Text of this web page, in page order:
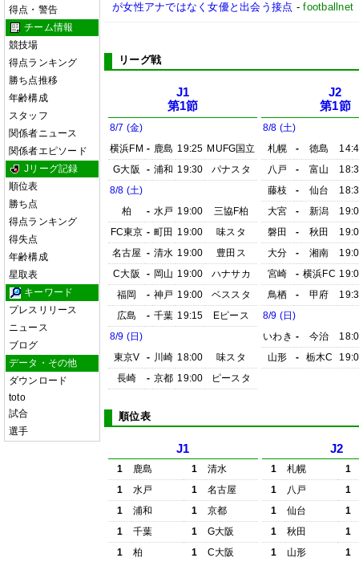
得点・警告
チーム情報
競技場
得点ランキング
勝ち点推移
年齢構成
スタッフ
関係者ニュース
関係者エピソード
Jリーグ記録
順位表
勝ち点
得点ランキング
得失点
年齢構成
星取表
キーワード
プレスリリース
ニュース
ブログ
データ・その他
ダウンロード
toto
試合
選手
が女性アナではなく女優と出会う接点 -footballnet
リーグ戦
J1
第1節
8/7 (金)
横浜FM - 鹿島 19:25 MUFG国立
G大阪
- 浦和 19:30
パナスタ
8/8 (土)
柏
- 水戸 19:00
三協F柏
FC東京 - 町田 19:00
味スタ
名古屋 - 清水 19:00
豊田ス
C大阪
- 岡山 19:00
ハナサカ
福岡
- 神戸 19:00
ベススタ
広島
- 千葉 19:15
Eピース
8/9 (日)
東京V
- 川崎 18:00
味スタ
長崎
- 京都 19:00 ピースタ
J2
第1節
8/8 (土)
札幌
- 徳島
八戸
- 富山
藤枝
- 仙台
大宮
- 新潟
磐田
- 秋田
大分
- 湘南
宮崎
- 横浜FC
鳥栖
- 甲府
8/9 (日)
いわき - 今治
山形
- 栃木C
順位表
J1
1 鹿島 1
清水
1
水戸 1
名古屋
1
浦和 1
京都
1
千葉 1
G大阪
1
柏 1
C大阪
J2
1 札幌
1
1
八戸
1
1
仙台
1
1
秋田
1
1
山形
1